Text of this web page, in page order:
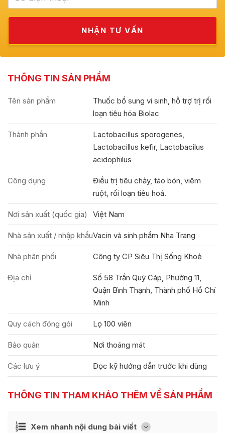
THÔNG TIN SẢN PHẨM
Tên sản phẩm
Thuốc bổ sung vi sinh, hỗ trợ trị rối
loạn tiêu hóa Biolac
Thành phần
Lactobacillus sporogenes,
Lactobacillus kefir, Lactobacilus
acidophilus
Công dụng
Điều trị tiêu chảy, táo bón, viêm
ruột, rối loạn tiêu hoá.
Nơi sản xuất (quốc gia) Việt Nam
Nhà sản xuất / nhập khẩuVacin và sinh phẩm Nha Trang
Nhà phân phối Công ty CP Siêu Thị Sống Khoẻ
Địa chỉ
Số 58 Trần Quý Cáp, Phường 11,
Quận Bình Thạnh, Thành phố Hồ Chí
Minh
Quy cách đóng gói Lọ 100 viên
Bảo quản Nơi thoáng mát
Các lưu ý Đọc kỹ hướng dẫn trước khi dùng
THÔNG TIN THAM KHẢO THÊM VỀ SẢN PHẨM
Xem nhanh nội dung bài viết [
Ẩn